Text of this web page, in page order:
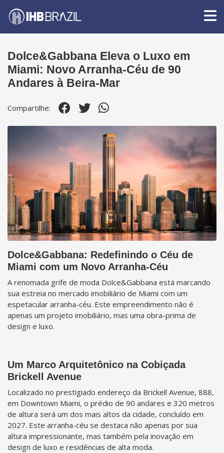
Dolce&Gabbana Eleva o Luxo em
Miami: Novo Arranha-Céu de 90
Andares à Beira-Mar
Compartilhe:
Dolce&Gabbana: Redefinindo o Céu de
Miami com um Novo Arranha-Céu
A renomada grife de moda Dolce&Gabbana está marcando
sua estreia no mercado imobiliário de Miami com um
espetacular arranha-céu. Este empreendimento não é
apenas um projeto imobiliário, mas uma obra-prima de
design e luxo.
Um Marco Arquitetônico na Cobiçada
Brickell Avenue
Localizado no prestigiado endereço da Brickell Avenue, 888,
em Downtown Miami, o prédio de 90 andares e 320 metros
de altura será um dos mais altos da cidade, concluído em
2027. Este arranha-céu se destaca não apenas por sua
altura impressionante, mas também pela inovação em
design de luxo e residências de alta moda.